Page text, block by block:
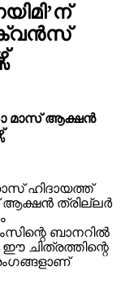
മാസ് ആക്ഷൻ
ഹിദായത്ത്
ആക്ഷൻ ത്രില്ലർ
ബാനറിൽ
ചിത്രത്തിന്റെ